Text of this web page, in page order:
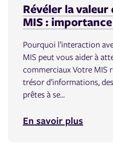
Révéler la
MIS :
Pourquoi l’interaction
MIS peut vous aider à
commerciaux Votre MIS
trésor d’informations,
prêtes à se...
En savoir plus